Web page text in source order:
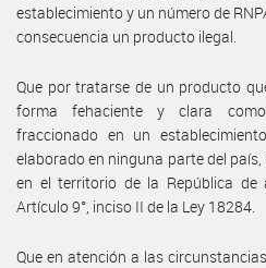
establecimiento y un número de
consecuencia un producto ilegal.
Que por tratarse de un producto
forma fehaciente y clara
fraccionado en un
elaborado en ninguna parte del
en el territorio de la República
Artículo 9°, inciso II de la Ley 18284.
Que en atención a las